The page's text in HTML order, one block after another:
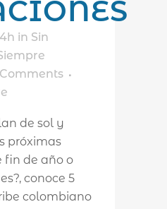
in Sin
de sol y
próximas
fin de año o
conoce 5
colombiano